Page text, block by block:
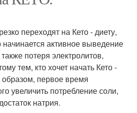
переходят на Кето - диету,
активное выведение
потеря электролитов,
тем, кто хочет начать Кето -
первое время
увеличить потребление соли,
натрия.